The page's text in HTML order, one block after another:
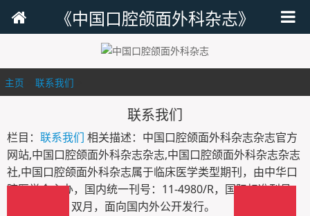
《中国口腔颌面外科杂志》
主页 联系我们
联系我们
栏目： 联系我们 相关描述：中国口腔颌面外科杂志杂志官方
网站,中国口腔颌面外科杂志杂志,中国口腔颌面外科杂志杂志
社,中国口腔颌面外科杂志属于临床医学类型期刊，由中华口
腔医学会主办，国内统一刊号：11-4980/R，国际标准刊号：
1672-3244，双月，面向国内外公开发行。